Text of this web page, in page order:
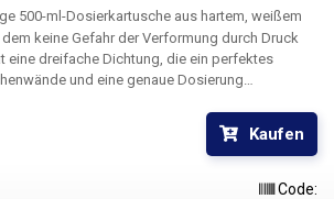
500-ml-Dosierkartusche aus hartem, weißem
keine Gefahr der Verformung durch Druck
eine dreifache Dichtung, die ein perfektes
und eine genaue Dosierung
Kolbens auch zur Aufbewahrung verwendet
muss eine Luer-Lock-Kartuschenkappe
(Ø6mm) leicht entfernt werden kann. Das
Kaufen
Code: